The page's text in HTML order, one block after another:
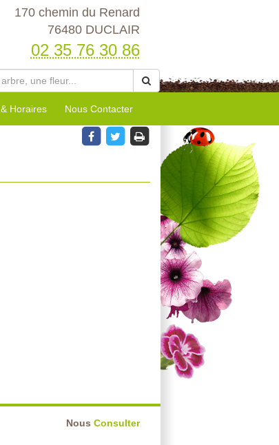
170 chemin du Renard
76480 DUCLAIR
02 35 76 30 86
Horaires Nous Contacter
Nous Consulter